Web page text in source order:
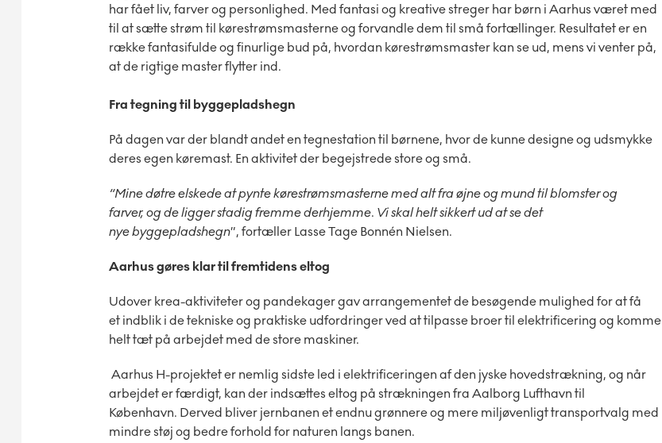
har fået liv, farver og personlighed. Med fantasi og kreative streger har børn i Aarhus været med
til at sætte strøm til kørestrømsmasterne og forvandle dem til små fortællinger. Resultatet er en
række fantasifulde og finurlige bud på, hvordan kørestrømsmaster kan se ud, mens vi venter på,
at de rigtige master flytter ind.
Fra tegning til byggepladshegn
På dagen var der blandt andet en tegnestation til børnene, hvor de kunne designe og udsmykke
deres egen køremast. En aktivitet der begejstrede store og små.
“Mine døtre elskede at pynte kørestrømsmasterne med alt fra øjne og mund til blomster og
farver, og de ligger stadig fremme derhjemme. Viskalheltsikkert udat se det
nye byggepladshegn”, fortæller Lasse Tage Bonnén Nielsen.
Aarhus gøres klar til fremtidens eltog
Udover krea-aktiviteter og pandekager gav arrangementet de besøgende mulighed for at få
et indblik i de tekniske og praktiske udfordringer ved at tilpasse broer til elektrificering og komme
helt tæt på arbejdet med de store maskiner.
Aarhus H-projektet er nemlig sidste led i elektrificeringen af den jyske hovedstrækning, og når
arbejdet er færdigt, kan der indsættes eltog på strækningen fra Aalborg Lufthavn til
København. Derved bliver jernbanen et endnu grønnere og mere miljøvenligt transportvalg med
mindre støj og bedre forhold for naturen langs banen.